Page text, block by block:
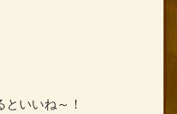
いいね～！